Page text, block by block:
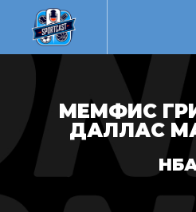
МЕМФИС
ДАЛЛАС